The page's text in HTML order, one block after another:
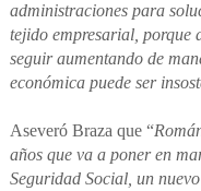
administraciones para
tejido empresarial, porque
seguir aumentando de
económica puede ser
Aseveró Braza que “
años que va a poner en
Seguridad Social, un